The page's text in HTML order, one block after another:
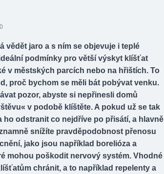
vědět jaro a s ním se objevuje i teplé
podmínky pro větší výskyt klíšťat
v městských parcích nebo na hřištích. To
proč bychom se měli bát pobývat venku.
pozor, abyste si nepřinesli domů
v podobě klíštěte. A pokud už se tak
ho odstranit co nejdříve po přisátí, a hlavně
snížíte pravděpodobnost přenosu
jako jsou například borelióza a
mohou poškodit nervový systém. Vhodné
chránit, a to například repelenty a